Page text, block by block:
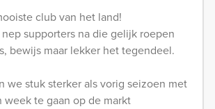
club van het land!
supporters na die gelijk roepen
bewijs maar lekker het tegendeel.
we stuk sterker als vorig seizoen met
week te gaan op de markt